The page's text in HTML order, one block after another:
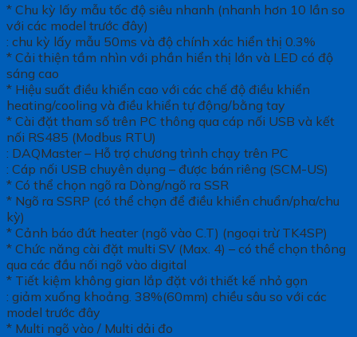
* Chu kỳ lấy mẫu tốc độ siêu nhanh (nhanh hơn 10 lần so
với các model trước đây)
: chu kỳ lấy mẫu 50ms và độ chính xác hiển thị 0.3%
* Cải thiện tầm nhìn với phần hiển thị lớn và LED có độ
sáng cao
* Hiệu suất điều khiển cao với các chế độ điều khiển
heating/cooling và điều khiển tự động/bằng tay
* Cài đặt tham số trên PC thông qua cáp nối USB và kết
nối RS485 (Modbus RTU)
: DAQMaster – Hỗ trợ chương trình chạy trên PC
: Cáp nối USB chuyên dụng – được bán riêng (SCM-US)
* Có thể chọn ngõ ra Dòng/ngõ ra SSR
* Ngõ ra SSRP (có thể chọn để điều khiển chuẩn/pha/chu
kỳ)
* Cảnh báo đứt heater (ngõ vào C.T) (ngoại trừ TK4SP)
* Chức năng cài đặt multi SV (Max. 4) – có thể chọn thông
qua các đầu nối ngõ vào digital
* Tiết kiệm không gian lắp đặt với thiết kế nhỏ gọn
: giảm xuống khoảng. 38%(60mm) chiều sâu so với các
model trước đây
* Multi ngõ vào / Multi dải đo